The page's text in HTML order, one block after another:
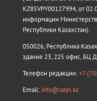
KZ85VPY00127994, от
информации
Республики Казахстан).
050026, Республика
здание 23, 225 офис, БЦ
Телефон редакции:+7
Email: info@ratel.kz